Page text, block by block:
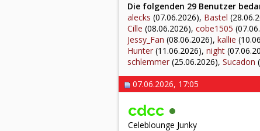
Die folgenden 29 Benutzer
alecks (07.06.2026), Bastel
Cille (08.06.2026), cobe1505
Jessy_Fan (08.06.2026), kallie
Hunter (11.06.2026), night
schlemmer (25.06.2026), Sucadon
07.06.2026, 17:05
cdcc
Celeblounge Junky